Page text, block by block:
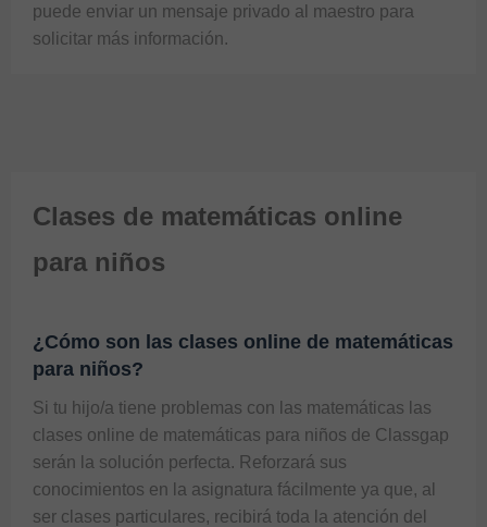
puede enviar un mensaje privado al maestro para
solicitar más información.
Clases de matemáticas online
para niños
¿Cómo son las clases online de matemáticas
para niños?
Si tu hijo/a tiene problemas con las matemáticas las
clases online de matemáticas para niños de Classgap
serán la solución perfecta. Reforzará sus
conocimientos en la asignatura fácilmente ya que, al
ser clases particulares, recibirá toda la atención del